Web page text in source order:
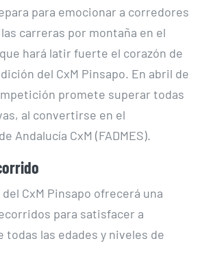
para emocionar a corredores
carreras por montaña en el
hará latir fuerte el corazón de
del CxM Pinsapo. En abril de
promete superar todas
al convertirse en el
Andalucía CxM (FADMES).
CxM Pinsapo ofrecerá una
para satisfacer a
todas las edades y niveles de